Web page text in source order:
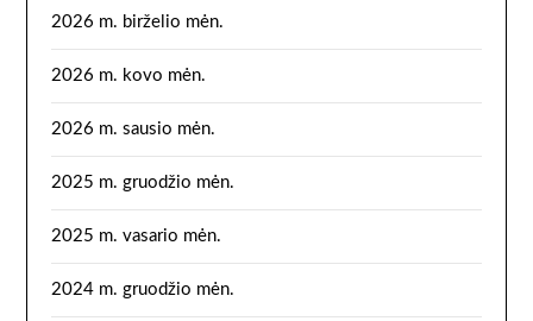
2026 m. birželio mėn.
2026 m. kovo mėn.
2026 m. sausio mėn.
2025 m. gruodžio mėn.
2025 m. vasario mėn.
2024 m. gruodžio mėn.